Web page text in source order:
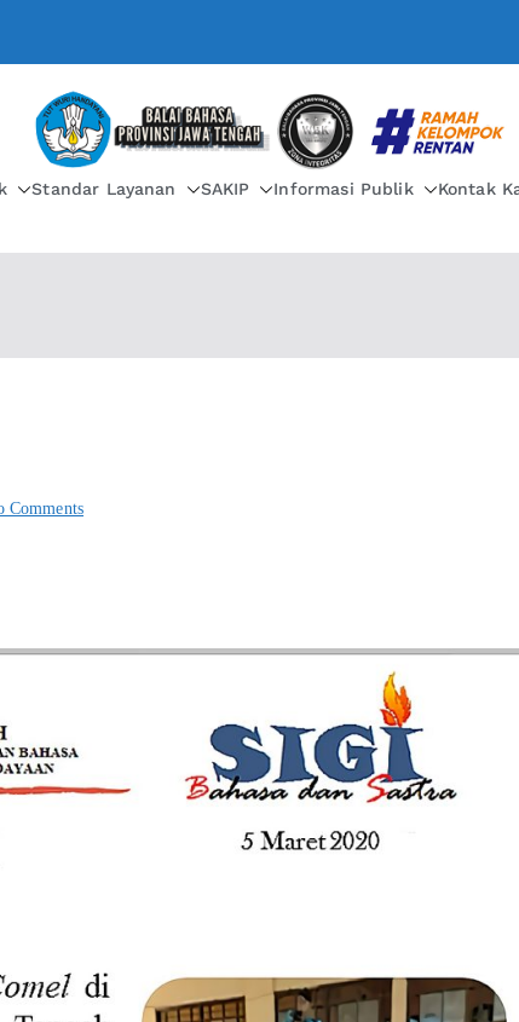
BALAI BAHASA
Standar Layanan SAKIP Informasi Publik Kontak
Comments